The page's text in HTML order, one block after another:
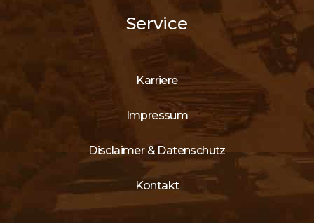
Service
Karriere
Impressum
Disclaimer & Datenschutz
Kontakt